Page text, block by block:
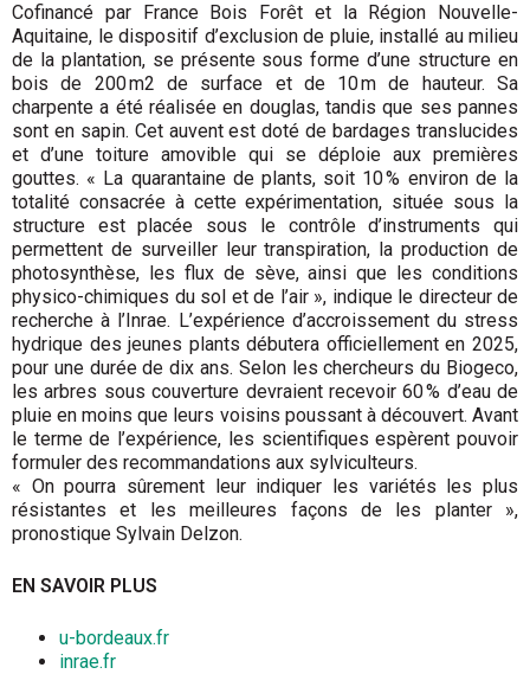
Cofinancé par France Bois Forêt et la Région Nouvelle-
Aquitaine, le dispositif d’exclusion de pluie, installé au milieu
de la plantation, se présente sous forme d’une structure en
bois de 200 m2 de surface et de 10 m de hauteur. Sa
charpente a été réalisée en douglas, tandis que ses pannes
sont en sapin. Cet auvent est doté de bardages translucides
et d’une toiture amovible qui se déploie aux premières
gouttes. « La quarantaine de plants, soit 10 % environ de la
totalité consacrée à cette expérimentation, située sous la
structure est placée sous le contrôle d’instruments qui
permettent de surveiller leur transpiration, la production de
photosynthèse, les flux de sève, ainsi que les conditions
physico-chimiques du sol et de l’air », indique le directeur de
recherche à l’Inrae. L’expérience d’accroissement du stress
hydrique des jeunes plants débutera offi­ciellement en 2025,
pour une durée de dix ans. Selon les chercheurs du Biogeco,
les arbres sous couverture devraient recevoir 60 % d’eau de
pluie en moins que leurs voisins poussant à découvert. Avant
le terme de l’expérience, les scientifiques espèrent pouvoir
formuler des recommandations aux sylviculteurs.
« On pourra sûrement leur indiquer les variétés les plus
résistantes et les meilleures façons de les planter »,
pronostique Sylvain Delzon.
EN SAVOIR PLUS
u-bordeaux.fr
inrae.fr